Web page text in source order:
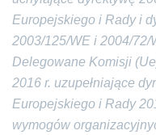
Europejskiego i Rady i
2003/125/WE i 2004/72/
Delegowane Komisji
2016 r. uzupełniające
Europejskiego i Rady
wymogów